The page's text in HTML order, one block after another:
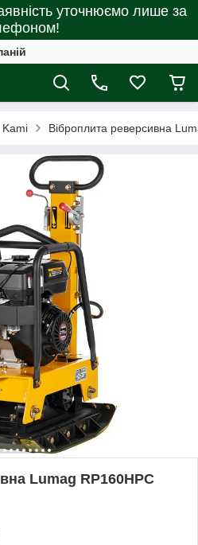
уточнюємо лише за
Kami Віброплита реверсивна
Lumag RP160HPC